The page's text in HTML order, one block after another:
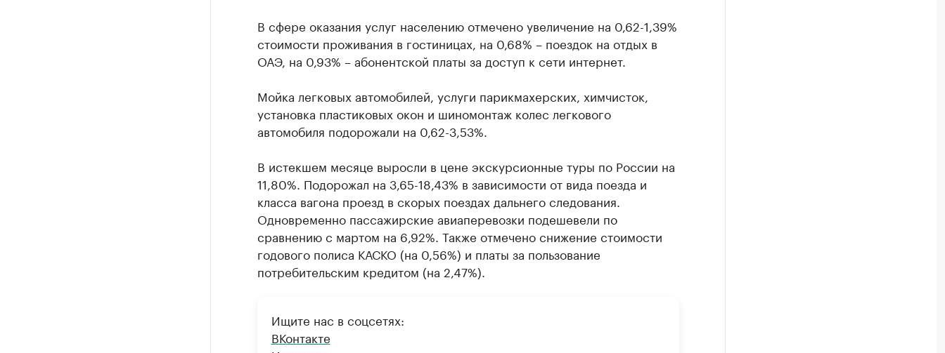
В сфере оказания услуг населению отмечено увеличение на 0,62-1,39%
стоимости проживания в гостиницах, на 0,68% – поездок на отдых в
ОАЭ, на 0,93% – абонентской платы за доступ к сети интернет.
Мойка легковых автомобилей, услуги парикмахерских, химчисток,
установка пластиковых окон и шиномонтаж колес легкового
автомобиля подорожали на 0,62-3,53%.
В истекшем месяце выросли в цене экскурсионные туры по России на
11,80%. Подорожал на 3,65-18,43% в зависимости от вида поезда и
класса вагона проезд в скорых поездах дальнего следования.
Одновременно пассажирские авиаперевозки подешевели по
сравнению с мартом на 6,92%. Также отмечено снижение стоимости
годового полиса КАСКО (на 0,56%) и платы за пользование
потребительским кредитом (на 2,47%).
Ищите нас в соцсетях:
ВКонтакте